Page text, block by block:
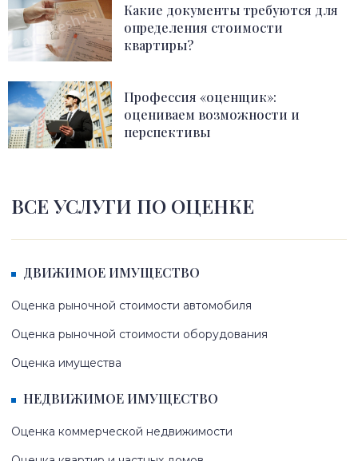
Какие документы требуются для
определения стоимости
квартиры?
Профессия «оценщик»:
оцениваем возможности и
перспективы
ВСЕ УСЛУГИ ПО ОЦЕНКЕ
ДВИЖИМОЕ ИМУЩЕСТВО
Оценка рыночной стоимости автомобиля
Оценка рыночной стоимости оборудования
Оценка имущества
НЕДВИЖИМОЕ ИМУЩЕСТВО
Оценка коммерческой недвижимости